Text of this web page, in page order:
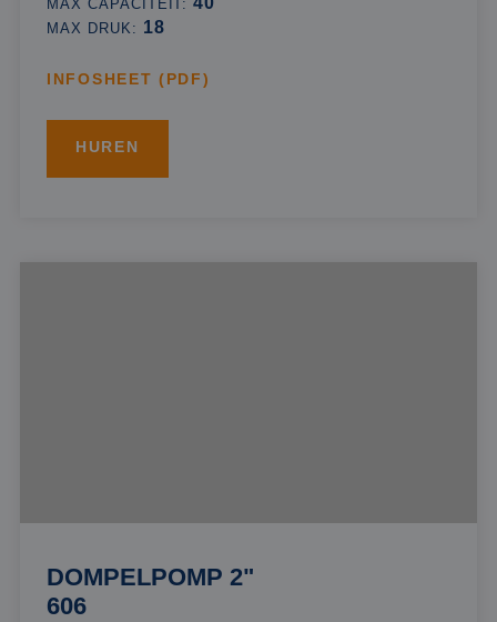
MAX CAPACITEIT:
MAX DRUK: 18
INFOSHEET (PDF)
HUREN
DOMPELPOMP 2"
606